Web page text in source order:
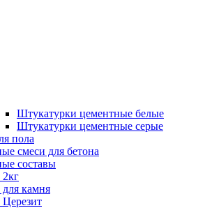
Штукатурки цементные белые
Штукатурки цементные серые
пола
смеси для бетона
составы
2кг
для камня
Церезит